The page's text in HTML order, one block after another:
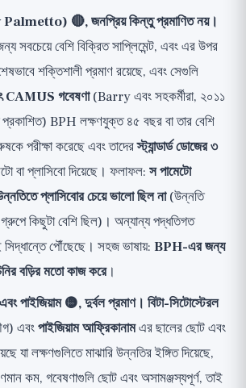
Palmetto) 🔴, জনপ্রিয় কিন্তু প্রমাণিত নয়।
সবচেয়ে বেশি বিক্রিত সাপ্লিমেন্ট, এবং এর উপর
শক্তিশালী প্রমাণ রয়েছে, এবং সেগুলি
CAMUS গবেষণা(Barry এবং সহকর্মীরা, ২০১১
BPH লক্ষণযুক্ত ৪৫ বছর বা তার বেশি
পরীক্ষা করেছে এবং তাদেরস্ট্যান্ডার্ড ডোজের ৩
বা প্লাসিবো দিয়েছে। ফলাফল: স পামেটো
প্লাসিবোর চেয়ে ভালো ছিল না(উন্নতি
কিছুটা বেশি ছিল)। অন্যান্য পদ্ধতিগত
সিদ্ধান্তে পৌঁছেছে। সহজ ভাষায়: BPH-এর জন্য
বড়ির মতো কাজ করে।
পাইজিয়াম 🟡, দুর্বল প্রমাণ। বিটা-সিটোস্টেরল
এবংপাইজিয়াম আফ্রিকানামএর ছালের ছোট এবং
যা লক্ষণগুলিতে মাঝারি উন্নতির ইঙ্গিত দিয়েছে,
কম, গবেষণাগুলি ছোট এবং অসামঞ্জস্যপূর্ণ, তাই